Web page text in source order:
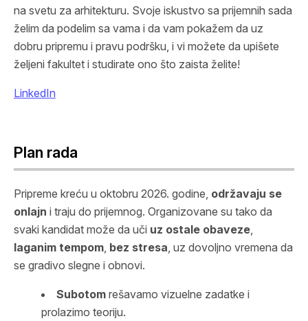
na svetu za arhitekturu. Svoje iskustvo sa prijemnih sada
želim da podelim sa vama i da vam pokažem da uz
dobru pripremu i pravu podršku, i vi možete da upišete
željeni fakultet i studirate ono što zaista želite!
LinkedIn
Plan rada
Pripreme kreću u oktobru 2026. godine, održavaju se
onlajn i traju do prijemnog. Organizovane su tako da
svaki kandidat može da uči uz ostale obaveze
laganim tempom bez stresa , uz dovoljno vremena da
se gradivo slegne i obnovi.
Subotom rešavamo vizuelne zadatke i
prolazimo teoriju.